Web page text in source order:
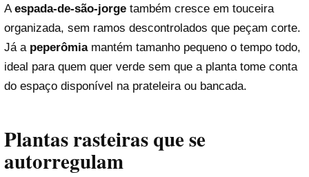
A espada-de-são-jorge também cresce em touceira
organizada, sem ramos descontrolados que peçam corte.
Já a peperômiamantém tamanho pequeno o tempo todo,
ideal para quem quer verde sem que a planta tome conta
do espaço disponível na prateleira ou bancada.
Plantas rasteiras que se
autorregulam